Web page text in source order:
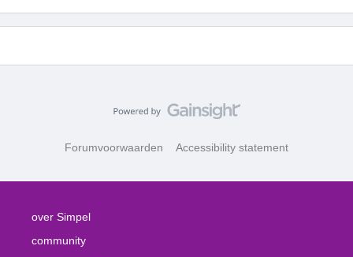
Forumvoorwaarden Accessibility statement
over Simpel
community